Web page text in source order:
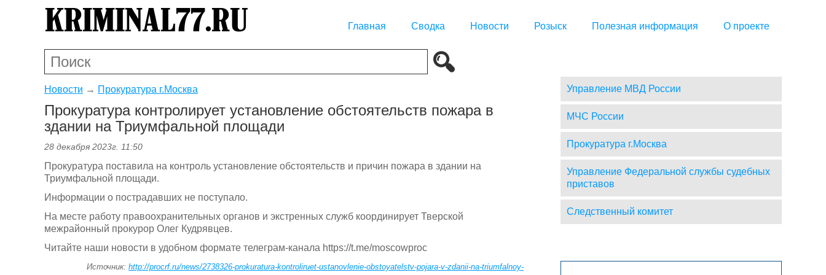
Главная Сводка Новости Розыск Полезная информация О проекте
Новости → Прокуратура г.Москва
Прокуратура контролирует установление обстоятельств пожара в
здании на Триумфальной площади
28 декабря 2023г. 11:50
Прокуратура поставила на контроль установление обстоятельств и причин пожара в здании на
Триумфальной площади.
Информации о пострадавших не поступало.
На месте работу правоохранительных органов и экстренных служб координирует Тверской
межрайонный прокурор Олег Кудрявцев.
Читайте наши новости в удобном формате телеграм-канала https://t.me/moscowproc
Источник: http://procrf.ru/news/2738326-prokuratura-kontroliruet-ustanovlenie-obstoyatelstv-pojara-v-zdanii-na-triumfalnoy-
Управление МВД России
МЧС России
Прокуратура г.Москва
Управление Федеральной службы судебных
приставов
Следственный комитет